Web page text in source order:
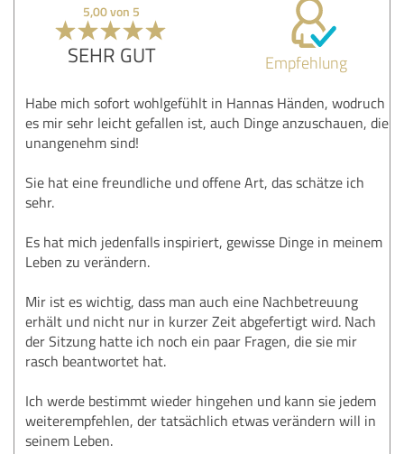
5,00 von 5
SEHR GUT Empfehlung
Habe mich sofort wohlgefühlt in Hannas Händen, wodruch
es mir sehr leicht gefallen ist, auch Dinge anzuschauen, die
unangenehm sind!
Sie hat eine freundliche und offene Art, das schätze ich
sehr.
Es hat mich jedenfalls inspiriert, gewisse Dinge in meinem
Leben zu verändern.
Mir ist es wichtig, dass man auch eine Nachbetreuung
erhält und nicht nur in kurzer Zeit abgefertigt wird. Nach
der Sitzung hatte ich noch ein paar Fragen, die sie mir
rasch beantwortet hat.
Ich werde bestimmt wieder hingehen und kann sie jedem
weiterempfehlen, der tatsächlich etwas verändern will in
seinem Leben.